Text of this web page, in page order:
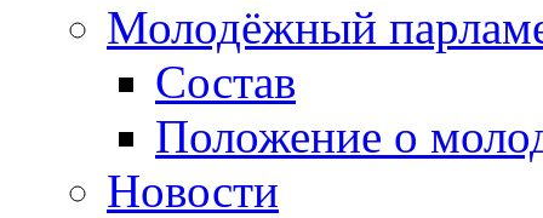
Молодёжный
Состав
Положение о
Новости